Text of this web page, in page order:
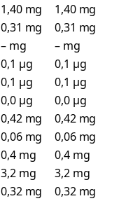
1,40 mg
1,40 mg
0,31 mg
0,31 mg
– mg
– mg
0,1 µg
0,1 µg
0,1 µg
0,1 µg
0,0 µg
0,0 µg
0,42 mg
0,42 mg
0,06 mg
0,06 mg
0,4 mg
0,4 mg
3,2 mg
3,2 mg
0,32 mg
0,32 mg